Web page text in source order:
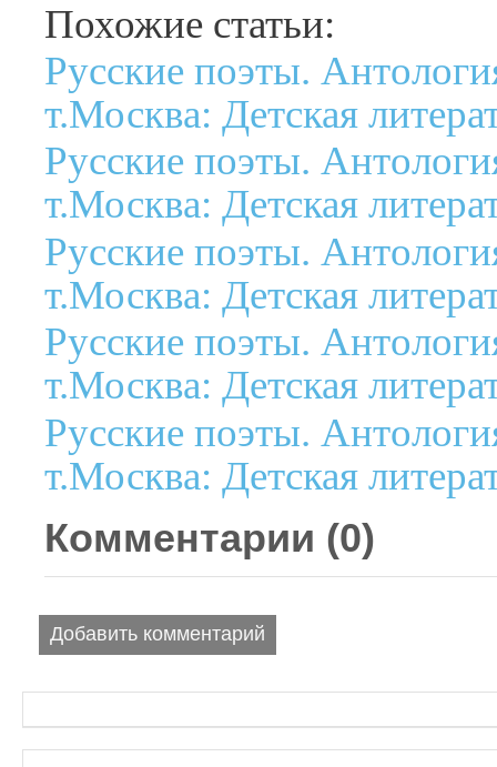
Похожие статьи:
Русские поэты.
т.Москва: Детская
Русские поэты.
т.Москва: Детская
Русские поэты.
т.Москва: Детская
Русские поэты.
т.Москва: Детская
Русские поэты.
т.Москва: Детская
Комментарии (0)
Добавить комментарий